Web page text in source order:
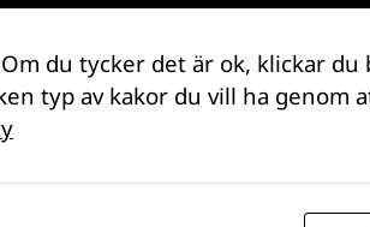
du tycker det är ok, klickar du
typ av kakor du vill ha genom